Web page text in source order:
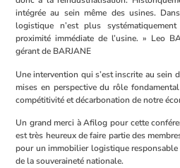
intégrée au sein même des usines.
logistique n’est plus
proximité immédiate de l’usine. » Leo
gérant de BARJANE
Une intervention qui s’est inscrite au sein
mises en perspective du rôle
compétitivité et décarbonation de notre
Un grand merci à Afilog pour cette
est très heureux de faire partie des
pour un immobilier logistique
de la souveraineté nationale.